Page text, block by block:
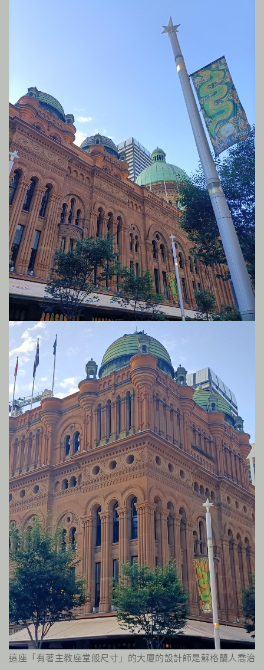
這座「有著主教座堂般尺寸」的大廈的設計師是蘇格蘭人喬治